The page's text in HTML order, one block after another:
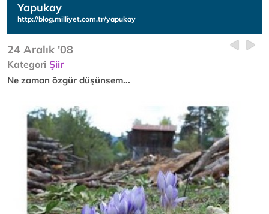
Yapukay
http://blog.milliyet.com.tr/yapukay
24 Aralık '08
Kategori Şiir
Ne zaman özgür düşünsem...